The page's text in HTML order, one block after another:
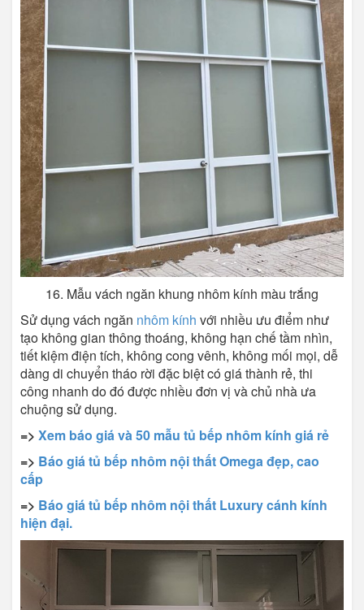
16. Mẫu vách ngăn khung nhôm kính màu trắng
Sử dụng vách ngăn nhôm kính với nhiều ưu điểm như
tạo không gian thông thoáng, không hạn chế tầm nhìn,
tiết kiệm điện tích, không cong vênh, không mối mọi, dễ
dàng di chuyển tháo rời đặc biệt có giá thành rẻ, thi
công nhanh do đó được nhiều đơn vị và chủ nhà ưa
chuộng sử dụng.
=> Xem báo giá và 50 mẫu tủ bếp nhôm kính giá rẻ
=> Báo giá tủ bếp nhôm nội thất Omega đẹp, cao
cấp
=> Báo giá tủ bếp nhôm nội thất Luxury cánh kính
hiện đại.